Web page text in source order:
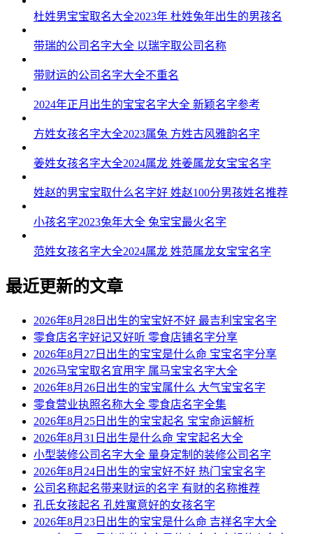
杜姓男宝宝取名大全2023年 杜姓兔年出生的男孩名
带瑞的公司名字大全 以瑞字取公司名称
带财运的公司名字大全不重名
2024年正月出生的宝宝名字大全 新颖名字参考
方姓女孩名字大全2023属兔 方姓古风雅韵名字
姜姓女孩名字大全2024属龙 姓姜属龙女宝宝名字
姓赵的男宝宝取什么名字好 姓赵100分男孩姓名推荐
小孩名字2023兔年大全 兔宝宝最火名字
范姓女孩名字大全2024属龙 姓范属龙女宝宝名字
最近更新的文章
2026年8月28日出生的宝宝好不好 最吉利宝宝名字
零食店名字好记又好听 零食店铺名字分享
2026年8月27日出生的宝宝是什么命 宝宝名字分享
2026马宝宝取名宜用字 属马宝宝名字大全
2026年8月26日出生的宝宝属什么 大气宝宝名字
零食营业执照名称大全 零食店名字全集
2026年8月25日出生的宝宝起名 宝宝命运解析
2026年8月31日出生是什么命 宝宝起名大全
小型装修公司名字大全 量身定制的装修公司名字
2026年8月24日出生的宝宝好不好 热门宝宝名字
公司名称起名带来财运的名字 有财的名称推荐
孔氏女孩起名 孔姓寓意好的女孩名字
2026年8月23日出生的宝宝是什么命 吉祥名字大全